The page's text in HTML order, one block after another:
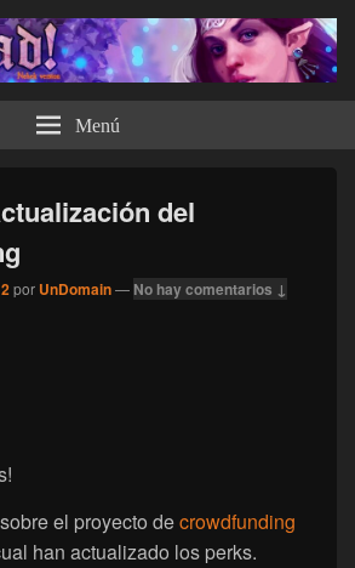
Menú
del
por UnDomain— No hay comentarios ↓
el proyecto decrowdfunding
han actualizado los perks.